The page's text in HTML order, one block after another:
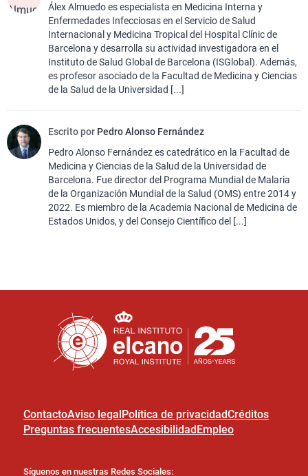
Álex Almuedo es especialista en Medicina Interna y
Enfermedades Infecciosas en el Servicio de Salud
Internacional y Medicina Tropical del Hospital Clínic de
Barcelona y desarrolla su actividad investigadora en el
Instituto de Salud Global de Barcelona (ISGlobal). Además,
es profesor asociado de la Facultad de Medicina y Ciencias
de la Salud de la Universidad [...]
Escrito por Pedro Alonso Fernández
Pedro Alonso Fernández es catedrático en la Facultad de
Medicina y Ciencias de la Salud de la Universidad de
Barcelona. Fue director del Programa Mundial de Malaria
de la Organización Mundial de la Salud (OMS) entre 2014 y
2022. Es miembro de la Academia Nacional de Medicina de
Estados Unidos, y del Consejo Científico del [...]
ContactoAviso legalPolítica de privacidadCréditos
Preguntas frecuentesAccesibilidadEmpleo
Síguenos en nuestras Redes Sociales: